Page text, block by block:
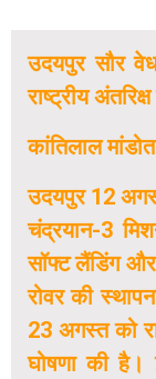
उदयपुर सौर
राष्ट्रीय
कांतिलाल मांडोत
उदयपुर 12
चंद्रयान-3
सॉफ्ट लैंडिंग
रोवर की
23 अगस्त को
घोषणा की है।